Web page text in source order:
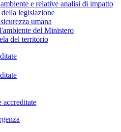
e relative analisi di impatto
legislazione
umana
del Ministero
del territorio
accreditate